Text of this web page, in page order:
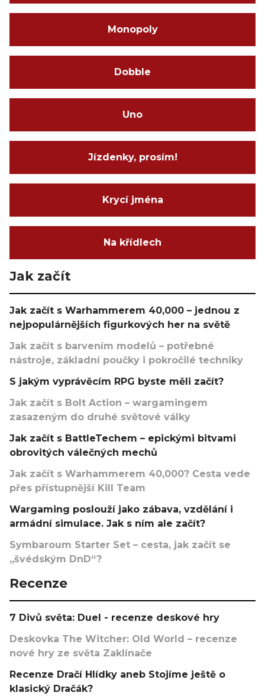
Monopoly
Dobble
Uno
Jízdenky, prosím!
Krycí jména
Na křídlech
Jak začít
Jak začít s Warhammerem 40,000 – jednou z
nejpopulárnějších figurkových her na světě
Jak začít s barvením modelů – potřebné
nástroje, základní poučky i pokročilé techniky
S jakým vyprávěcím RPG byste měli začít?
Jak začít s Bolt Action – wargamingem
zasazeným do druhé světové války
Jak začít s BattleTechem – epickými bitvami
obrovitých válečných mechů
Jak začít s Warhammerem 40,000? Cesta vede
přes přístupnější Kill Team
Wargaming poslouží jako zábava, vzdělání i
armádní simulace. Jak s ním ale začít?
Symbaroum Starter Set – cesta, jak začít se
„švédským DnD“?
Recenze
7 Divů světa: Duel - recenze deskové hry
Deskovka The Witcher: Old World – recenze
nové hry ze světa Zaklínače
Recenze Dračí Hlídky aneb Stojíme ještě o
klasický Dračák?